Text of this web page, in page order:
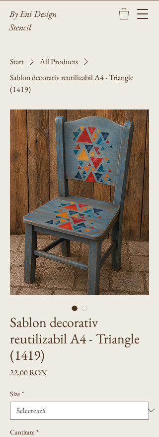
By Eni Design
Stencil
Start
All Products
Sablon decorativ reutilizabil A4 - Triangle
(1419)
Sablon decorativ
reutilizabil A4 - Triangle
(1419)
22,00 RONPreț
Size *
Cantitate *